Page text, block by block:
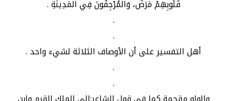
قُلُوبِهِمْ مَرَضٌ، وَالْمُرْجِفُونَ فِي الْمَدِينَةِ .
.
.
أهل التفسير على أن الأوصاف الثلاثة لشيء واحد .
.
.